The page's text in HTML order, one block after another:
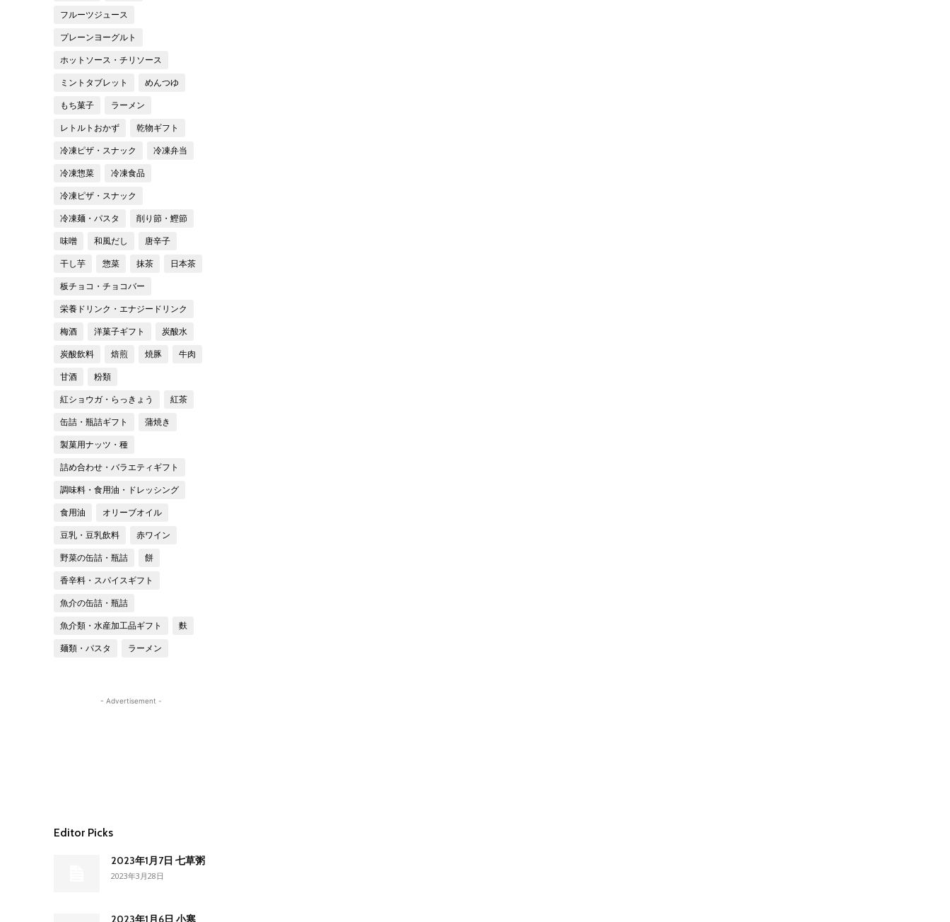
フルーツジュース
プレーンヨーグルト
ホットソース・チリソース
ミントタブレット めんつゆ
もち菓子 ラーメン
レトルトおかず 乾物ギフト
冷凍ピザ・スナック 冷凍弁当
冷凍惣菜 冷凍食品
冷凍ピザ・スナック
冷凍麺・パスタ 削り節・鰹節
味噌 和風だし 唐辛子
干し芋 惣菜 抹茶 日本茶
板チョコ・チョコバー
栄養ドリンク・エナジードリンク
梅酒 洋菓子ギフト 炭酸水
炭酸飲料 焙煎 焼豚 牛肉
甘酒 粉類
紅ショウガ・らっきょう 紅茶
缶詰・瓶詰ギフト 蒲焼き
製菓用ナッツ・種
詰め合わせ・バラエティギフト
調味料・食用油・ドレッシング
食用油 オリーブオイル
豆乳・豆乳飲料 赤ワイン
野菜の缶詰・瓶詰 餅
香辛料・スパイスギフト
魚介の缶詰・瓶詰
魚介類・水産加工品ギフト 麩
麺類・パスタ ラーメン
- Advertisement -
Editor Picks
2023年1月7日 七草粥
2023年3月28日
2023年1月6日 小寒